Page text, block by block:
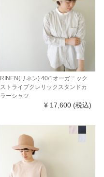
RINEN(リネン) 40/1オーガニック
ストライプクレリックスタンドカ
ラーシャツ
¥ 17,600 (税込)